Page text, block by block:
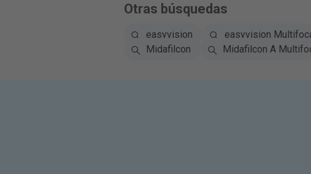
Otras búsquedas
easyvision easyvision
Midafilcon
Midafilcon A